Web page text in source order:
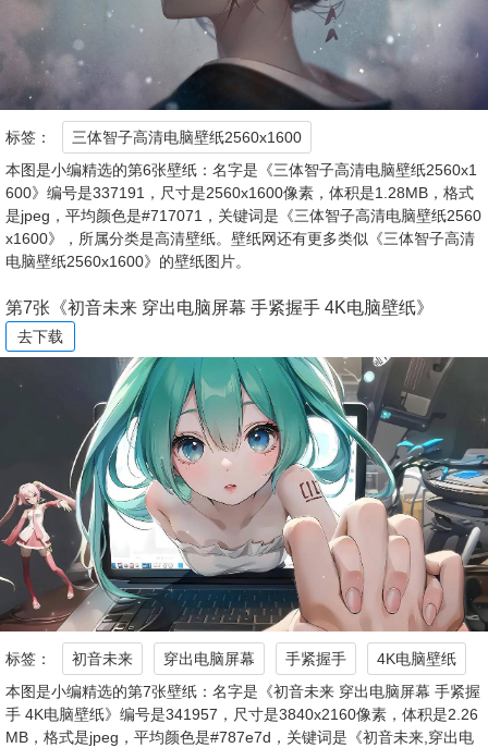
标签：
三体智子高清电脑壁纸2560x1600
本图是小编精选的第6张壁纸：名字是《三体智子高清电脑壁纸2560x1
600》编号是337191，尺寸是2560x1600像素，体积是1.28MB，格式
是jpeg，平均颜色是#717071，关键词是《三体智子高清电脑壁纸2560
x1600》，所属分类是高清壁纸。壁纸网还有更多类似《三体智子高清
电脑壁纸2560x1600》的壁纸图片。
第7张《初音未来 穿出电脑屏幕 手紧握手 4K电脑壁纸》
去下载
标签： 初音未来 穿出电脑屏幕 手紧握手
4K电脑壁纸
本图是小编精选的第7张壁纸：名字是《初音未来 穿出电脑屏幕 手紧握
手 4K电脑壁纸》编号是341957，尺寸是3840x2160像素，体积是2.26
MB，格式是jpeg，平均颜色是#787e7d，关键词是《初音未来,穿出电